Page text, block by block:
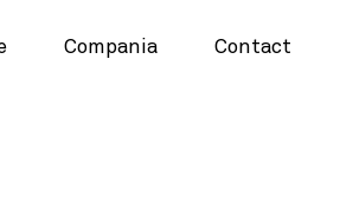
Compania Contact